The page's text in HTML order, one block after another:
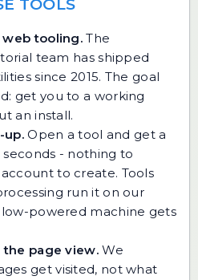
TOOLS
web tooling. The
team has shipped
since 2015. The goal
get you to a working
an install.
up.Open a tool and get a
- nothing to
to create. Tools
run it on our
low-powered machine gets
the page view.We
get visited, not what